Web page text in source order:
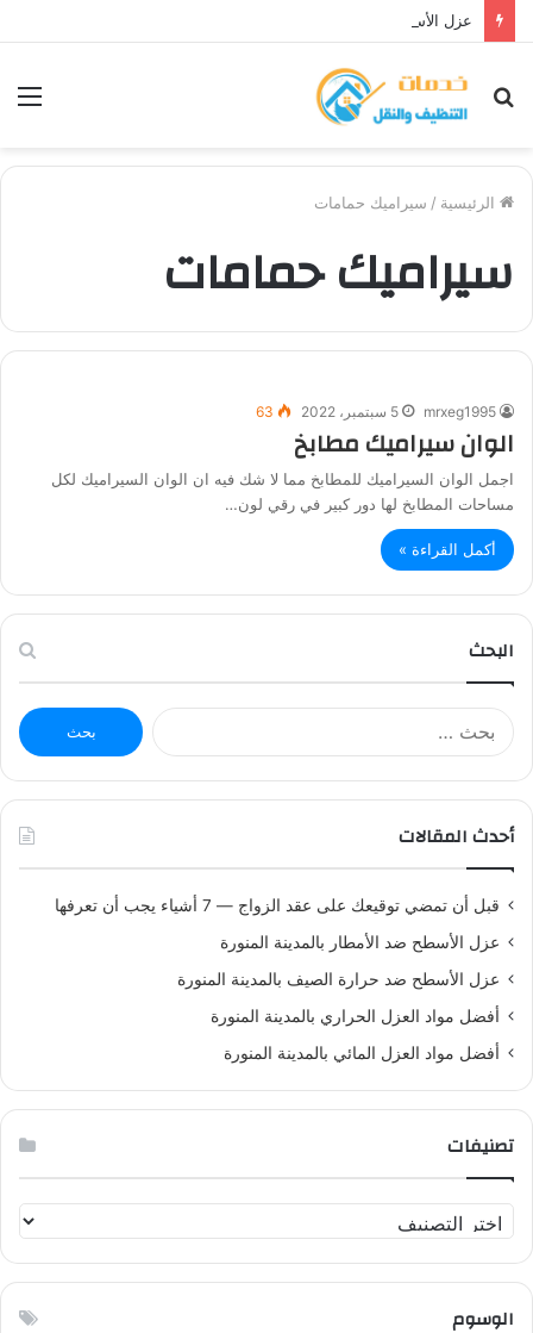
عزل الأسطح ضد الأمطار بالمدينة المنورة
بحث
الرئيسية / سيراميك حمامات
سيراميك حمامات
mrxeg1995 5 سبتمبر، 2022 63
الوان سيراميك مطابخ
اجمل الوان السيراميك للمطابخ مما لا شك فيه ان الوان السيراميك لكل
مساحات المطابخ لها دور كبير في رقي لون…
أكمل القراءة »
البحث
ن
أحدث المقالات
قبل أن تمضي توقيعك على عقد الزواج — 7 أشياء يجب أن تعرفها
عزل الأسطح ضد الأمطار بالمدينة المنورة
عزل الأسطح ضد حرارة الصيف بالمدينة المنورة
أفضل مواد العزل الحراري بالمدينة المنورة
أفضل مواد العزل المائي بالمدينة المنورة
تصنيفات
ص
ن
ف
الوسوم